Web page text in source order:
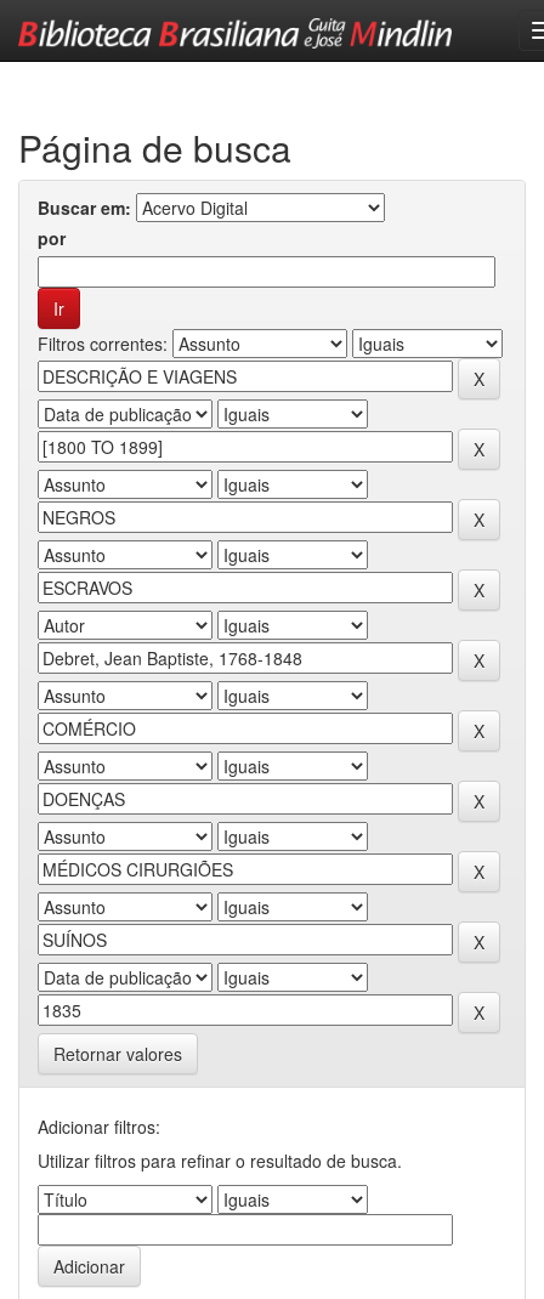
Página de busca
Buscar em:
por
Filtros correntes:
Retornar valores
Adicionar filtros:
Utilizar filtros para refinar o resultado de busca.